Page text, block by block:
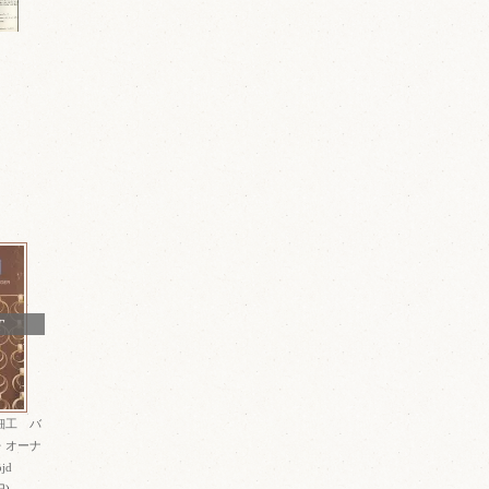
工 バ
オーナ